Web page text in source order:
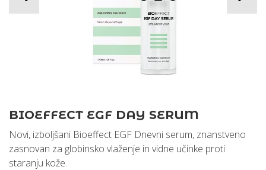
BIOEFFECT EGF DAY SERUM
Novi, izboljšani Bioeffect EGF Dnevni serum, znanstveno
zasnovan za globinsko vlaženje in vidne učinke proti
staranju kože.